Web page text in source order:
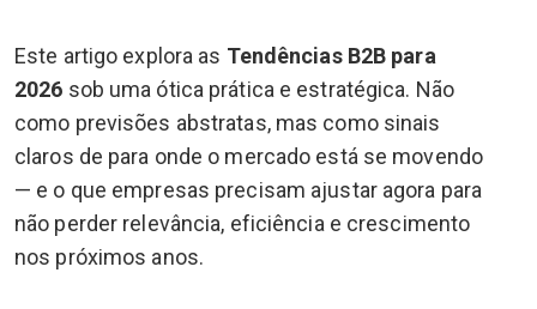
Este artigo explora as Tendências B2B para
2026 sob uma ótica prática e estratégica. Não
como previsões abstratas, mas como sinais
claros de para onde o mercado está se movendo
— e o que empresas precisam ajustar agora para
não perder relevância, eficiência e crescimento
nos próximos anos.